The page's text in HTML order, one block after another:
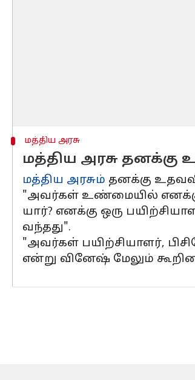
மத்திய அரசு
மத்திய அரசு
மத்திய அரசும் தனக்கு
"அவர்கள் உண்மையில் எனக்கு
யார்? எனக்கு ஒரு
வந்தது".
"அவர்கள் பயிற்சியாளர்,
என்று வினேஷ் மேலும்